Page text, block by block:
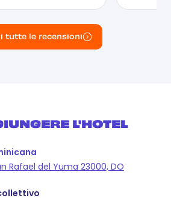
il resto
tutte le recensioni
L'HOTEL
Rafael del Yuma 23000, DO